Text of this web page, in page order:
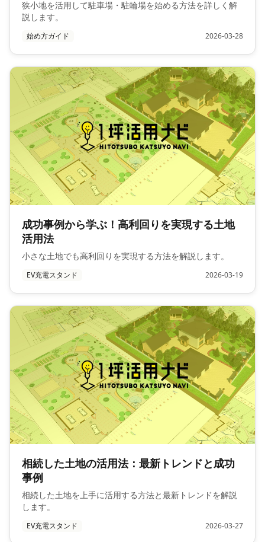
狭小地を活用して駐車場・駐輪場を始める方法を詳しく解
説します。
始め方ガイド 2026-03-28
成功事例から学ぶ！高利回りを実現する土地
活用法
小さな土地でも高利回りを実現する方法を解説します。
EV充電スタンド 2026-03-19
相続した土地の活用法：最新トレンドと成功
事例
相続した土地を上手に活用する方法と最新トレンドを解説
します。
EV充電スタンド 2026-03-27